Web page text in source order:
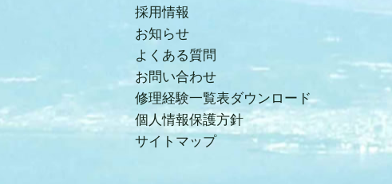
採用情報
お知らせ
よくある質問
お問い合わせ
修理経験一覧表ダウンロード
個人情報保護方針
サイトマップ